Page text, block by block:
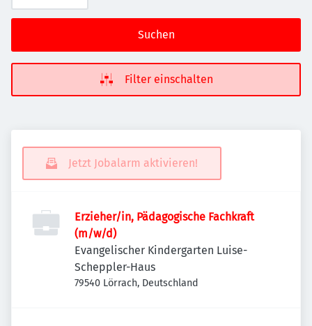
Suchen
Filter einschalten
Jetzt Jobalarm aktivieren!
Erzieher/in, Pädagogische Fachkraft
(m/w/d)
Evangelischer Kindergarten Luise-
Scheppler-Haus
79540 Lörrach, Deutschland